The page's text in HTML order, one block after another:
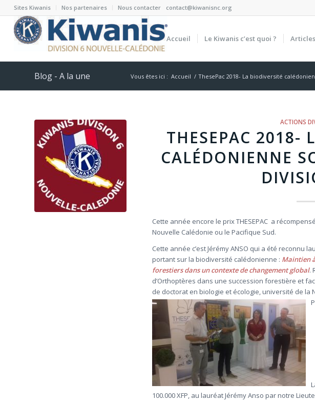
Sites Kiwanis Nos partenaires Nous contacter contact@kiwanisnc.org
Accueil Le Kiwanis c’est quoi ? Articles
Blog - A la une Vous êtes ici : Accueil / ThesePac 2018- La biodiversité
ACTIONS
THESEPAC 2018-
CALÉDONIENNE
Cette année encore le prix THESEPAC a
Nouvelle Calédonie ou le Pacifique Sud.
Cette année c’est Jérémy ANSO qui a été reconnu
portant sur la biodiversité calédonienne : Maintien
forestiers dans un contexte de changement global.
d’Orthoptères dans une succession forestière et
de doctorat en biologie et écologie, université de la
100.000 XFP, au lauréat Jérémy Anso par notre